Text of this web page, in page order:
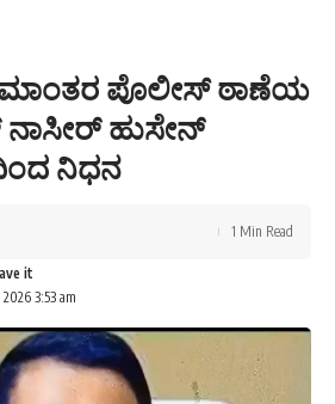
ಪೊಲೀಸ್ ಠಾಣೆಯ
ಹುಸೇನ್
ನಿಧನ
3:53 am
1 Min Read